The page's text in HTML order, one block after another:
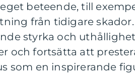
beteende, till
från tidigare skador.
styrka och uthållighet
och fortsätta att
som en inspirerande